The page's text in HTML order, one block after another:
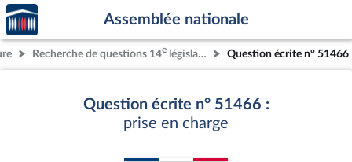
Aller au contenu
Aller en bas de la page
Accèder
à la
page
d'accueil
Assemblée nationale
Recherche de questions 14e législature Question écrite n° 51466
Question écrite n° 51466 :
prise en charge